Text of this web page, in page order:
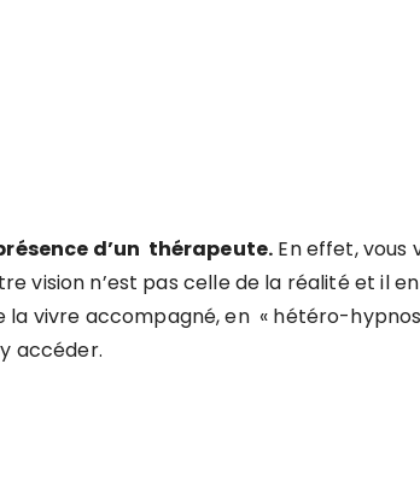
d’un thérapeute. En effet, vous
vision n’est pas celle de la réalité et il
vivre accompagné, en « hétéro-
accéder.